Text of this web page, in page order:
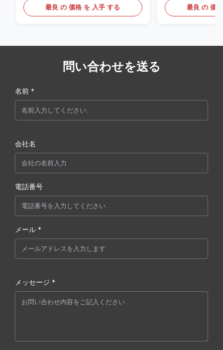
最良 の 価格 を 入手 する
ッジ
最良 の 価
問い合わせを送る
名前 *
会社名
電話番号
メール *
メッセージ *